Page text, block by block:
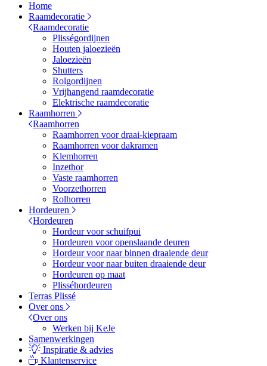
Home
Raamdecoratie
Raamdecoratie
Plisségordijnen
Houten jaloezieën
Jaloezieën
Shutters
Rolgordijnen
Vrijhangend raamdecoratie
Elektrische raamdecoratie
Raamhorren
Raamhorren
Raamhorren voor draai-kiepraam
Raamhorren voor dakramen
Klemhorren
Inzethor
Vaste raamhorren
Voorzethorren
Rolhorren
Hordeuren
Hordeuren
Hordeur voor schuifpui
Hordeuren voor openslaande deuren
Hordeur voor naar binnen draaiende deur
Hordeur voor naar buiten draaiende deur
Hordeuren op maat
Plisséhordeuren
Terras Plissé
Over ons
Over ons
Werken bij KeJe
Samenwerkingen
Inspiratie & advies
Klantenservice